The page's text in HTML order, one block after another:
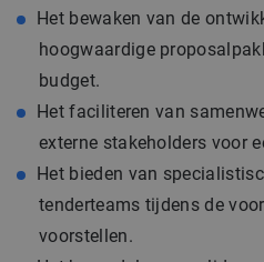
Het bewaken van de
hoogwaardige
budget.
Het faciliteren van
externe stakeholders voor
Het bieden van
tenderteams tijdens de
voorstellen.